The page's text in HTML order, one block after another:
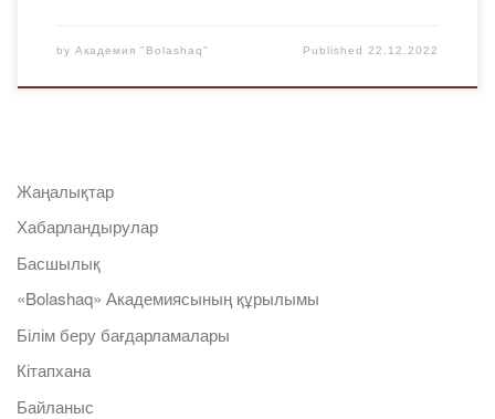
by Академия "Bolashaq" Published22.12.2022
Жаңалықтар
Хабарландырулар
Басшылық
«Bolashaq» Академиясының құрылымы
Білім беру бағдарламалары
Кітапхана
Байланыс